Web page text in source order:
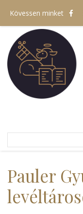
tartalomra
Kövessen minket
Search
Pauler